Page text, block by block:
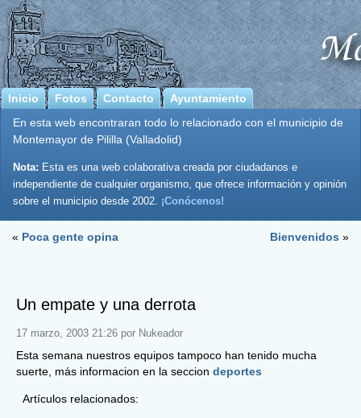
Inicio Fotos Contacto
Ayuntamiento
En esta web encontraran todo lo relacionado con el municipio de
Montemayor de Pililla (Valladolid)
Nota: Esta es una web colaborativa creada por ciudadanos e
independiente de cualquier organismo, que ofrece información y opinión
sobre el municipio desde 2002. ¡Conócenos!
« Poca gente opina Bienvenidos »
Un empate y una derrota
17 marzo, 2003 21:26 por Nukeador
Esta semana nuestros equipos tampoco han tenido mucha
suerte, más informacion en la seccion deportes
Artículos relacionados: